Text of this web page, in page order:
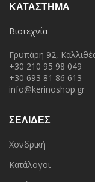
ΚΑΤΆΣΤΗΜΑ
Βιοτεχνία
Γρυπάρη 92,
+30 210 95 98 049
+30 693 81 86 613
info@kerinoshop.gr
ΣΕΛΙΔΕΣ
Χονδρική
Κατάλογοι